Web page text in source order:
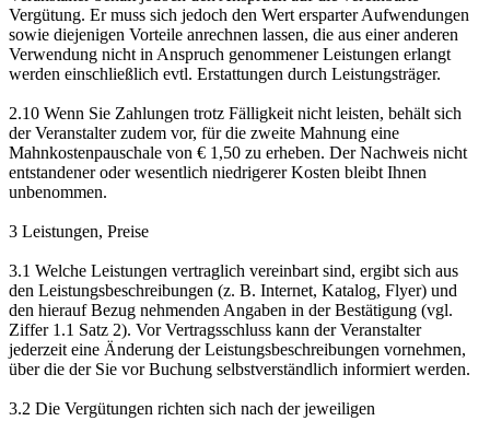
Vergütung. Er muss sich jedoch den Wert ersparter Aufwendungen
sowie diejenigen Vorteile anrechnen lassen, die aus einer anderen
Verwendung nicht in Anspruch genommener Leistungen erlangt
werden einschließlich evtl. Erstattungen durch Leistungsträger.
2.10 Wenn Sie Zahlungen trotz Fälligkeit nicht leisten, behält sich
der Veranstalter zudem vor, für die zweite Mahnung eine
Mahnkostenpauschale von € 1,50 zu erheben. Der Nachweis nicht
entstandener oder wesentlich niedrigerer Kosten bleibt Ihnen
unbenommen.
3 Leistungen, Preise
3.1 Welche Leistungen vertraglich vereinbart sind, ergibt sich aus
den Leistungsbeschreibungen (z. B. Internet, Katalog, Flyer) und
den hierauf Bezug nehmenden Angaben in der Bestätigung (vgl.
Ziffer 1.1 Satz 2). Vor Vertragsschluss kann der Veranstalter
jederzeit eine Änderung der Leistungsbeschreibungen vornehmen,
über die der Sie vor Buchung selbstverständlich informiert werden.
3.2 Die Vergütungen richten sich nach der jeweiligen